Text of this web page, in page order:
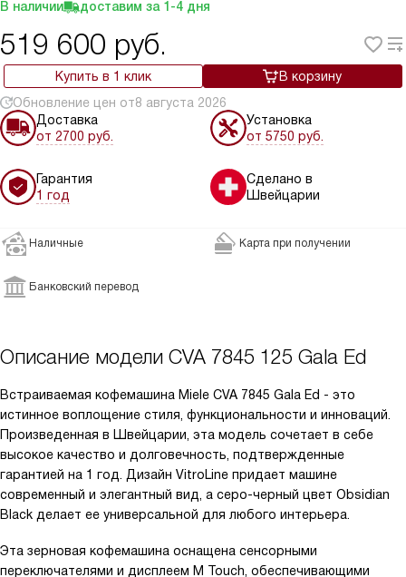
В наличии доставим за 1-4 дня
519 600 руб.
Купить в 1 клик
В корзину
Обновление цен от8 августа 2026
Доставка
от 2700 руб.
Установка
от 5750 руб.
Гарантия
1 год
Сделано в
Швейцарии
Наличные Карта при получении
Банковский перевод
Описание модели CVA 7845 125 Gala Ed
Встраиваемая кофемашина Miele CVA 7845 Gala Ed - это
истинное воплощение стиля, функциональности и инноваций.
Произведенная в Швейцарии, эта модель сочетает в себе
высокое качество и долговечность, подтвержденные
гарантией на 1 год. Дизайн VitroLine придает машине
современный и элегантный вид, а серо-черный цвет Obsidian
Black делает ее универсальной для любого интерьера.
Эта зерновая кофемашина оснащена сенсорными
переключателями и дисплеем M Touch, обеспечивающими